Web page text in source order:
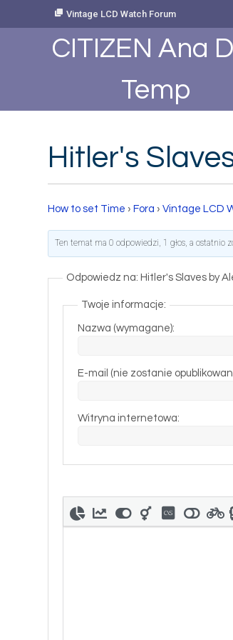
Vintage LCD Watch Forum
CITIZEN Ana
Temp
Hitler's
How to set Time › Fora › Vintage LCD
Ten temat ma 0 odpowiedzi, 1 głos, a ostatnio
Odpowiedz na: Hitler's Slaves by
Twoje informacje:
Nazwa (wymagane):
E-mail (nie zostanie
Witryna internetowa: